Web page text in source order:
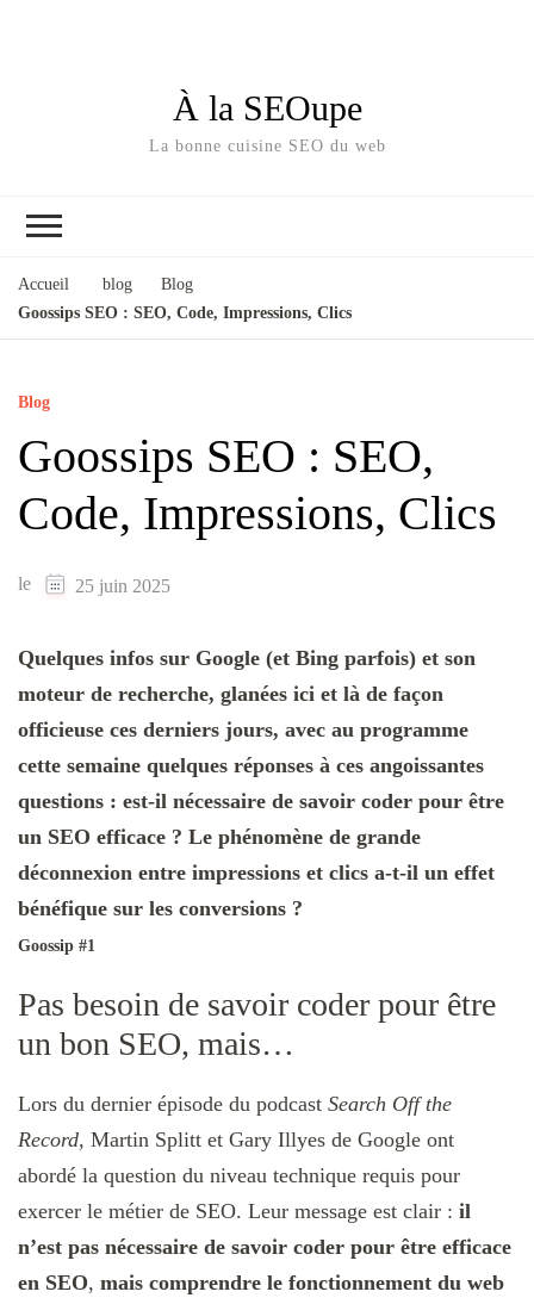
À la SEOupe
La bonne cuisine SEO du web
Accueil blog
Blog
Goossips SEO : SEO, Code, Impressions, Clics
Blog
Goossips SEO : SEO,
Code, Impressions, Clics
le 25 juin 2025
Quelques infos sur Google (et Bing parfois) et son
moteur de recherche, glanées ici et là de façon
officieuse ces derniers jours, avec au programme
cette semaine quelques réponses à ces angoissantes
questions : est-il nécessaire de savoir coder pour être
un SEO efficace ? Le phénomène de grande
déconnexion entre impressions et clics a-t-il un effet
bénéfique sur les conversions ?
Goossip #1
Pas besoin de savoir coder pour être
un bon SEO, mais…
Lors du dernier épisode du podcast Search Off the
Record, Martin Splitt et Gary Illyes de Google ont
abordé la question du niveau technique requis pour
exercer le métier de SEO. Leur message est clair : il
n’est pas nécessaire de savoir coder pour être efficace
en SEO, mais comprendre le fonctionnement du web